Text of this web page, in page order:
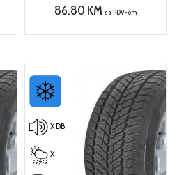
86.80 KM sa PDV-om
X DB
X